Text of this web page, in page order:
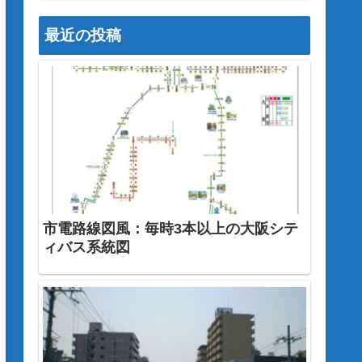
最近の投稿
市電路線図風：毎時3本以上の大阪シテ
ィバス系統図